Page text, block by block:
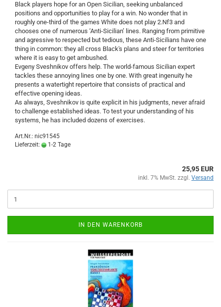
Black players hope for an Open Sicilian, seeking unbalanced
positions and opportunities to play for a win. No wonder that in
roughly one-third of the games White does not play 2.Nf3 and
chooses one of numerous ‘Anti-Sicilian’ lines. Ranging from primitive
and agressive to respected but tedious, these Anti-Sicilians have one
thing in common: they all cross Black's plans and steer for territories
where it is easy to get ambushed.
Evgeny Sveshnikov offers help. The world-famous Sicilian expert
tackles these annoying lines one by one. With great ingenuity he
presents a watertight repertoire that consists of practical and
effective opening ideas.
As always, Sveshnikov is quite explicit in his judgments, never afraid
to challenge established ideas. To test your understanding of his
systems, he has included dozens of exercises.
Art.Nr.: nic91545
Lieferzeit:
1-2 Tage
25,95 EUR
inkl. 7% MwSt. zzgl. Versand
IN DEN WARENKORB